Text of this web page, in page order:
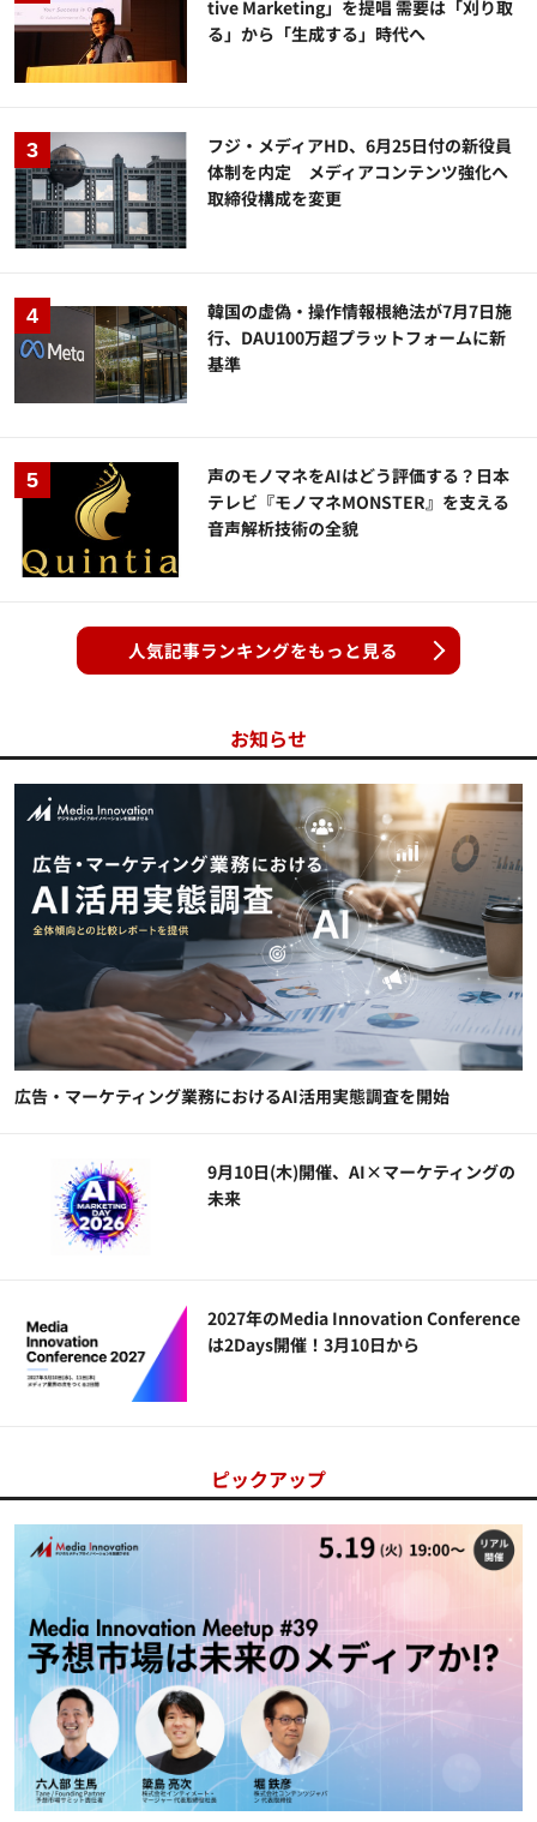
tive Marketing」を提唱 需要は「刈り取
る」から「生成する」時代へ
フジ・メディアHD、6月25日付の新役員
体制を内定 メディアコンテンツ強化へ
取締役構成を変更
韓国の虚偽・操作情報根絶法が7月7日施
行、DAU100万超プラットフォームに新
基準
声のモノマネをAIはどう評価する？日本
テレビ『モノマネMONSTER』を支える
音声解析技術の全貌
人気記事ランキングをもっと見る
お知らせ
広告・マーケティング業務におけるAI活用実態調査を開始
9月10日(木)開催、AI×マーケティングの
未来
2027年のMedia Innovation Conference
は2Days開催！3月10日から
ピックアップ